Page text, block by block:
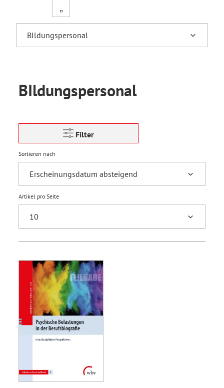
„
BIldungspersonal
Filter
Sortieren nach
Artikel pro Seite